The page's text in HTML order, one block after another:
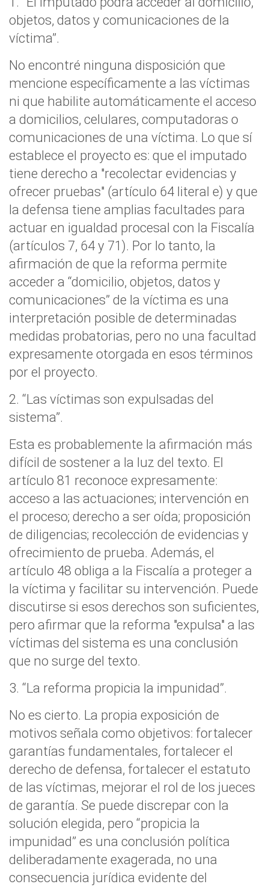
objetos, datos y comunicaciones de la
víctima”.
No encontré ninguna disposición que
mencione específicamente a las víctimas
ni que habilite automáticamente el acceso
a domicilios, celulares, computadoras o
comunicaciones de una víctima. Lo que sí
establece el proyecto es: que el imputado
tiene derecho a "recolectar evidencias y
ofrecer pruebas" (artículo 64 literal e) y que
la defensa tiene amplias facultades para
actuar en igualdad procesal con la Fiscalía
(artículos 7, 64 y 71). Por lo tanto, la
afirmación de que la reforma permite
acceder a “domicilio, objetos, datos y
comunicaciones” de la víctima es una
interpretación posible de determinadas
medidas probatorias, pero no una facultad
expresamente otorgada en esos términos
por el proyecto.
2. “Las víctimas son expulsadas del
sistema”.
Esta es probablemente la afirmación más
difícil de sostener a la luz del texto. El
artículo 81 reconoce expresamente:
acceso a las actuaciones; intervención en
el proceso; derecho a ser oída; proposición
de diligencias; recolección de evidencias y
ofrecimiento de prueba. Además, el
artículo 48 obliga a la Fiscalía a proteger a
la víctima y facilitar su intervención. Puede
discutirse si esos derechos son suficientes,
pero afirmar que la reforma "expulsa" a las
víctimas del sistema es una conclusión
que no surge del texto.
3. “La reforma propicia la impunidad”.
No es cierto. La propia exposición de
motivos señala como objetivos: fortalecer
garantías fundamentales, fortalecer el
derecho de defensa, fortalecer el estatuto
de las víctimas, mejorar el rol de los jueces
de garantía. Se puede discrepar con la
solución elegida, pero “propicia la
impunidad” es una conclusión política
deliberadamente exagerada, no una
consecuencia jurídica evidente del